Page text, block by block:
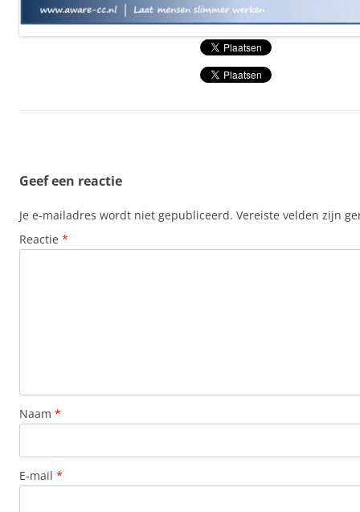
Geef een reactie
Je e-mailadres wordt niet gepubliceerd. Vereiste velden zijn
Reactie *
Naam *
E-mail *